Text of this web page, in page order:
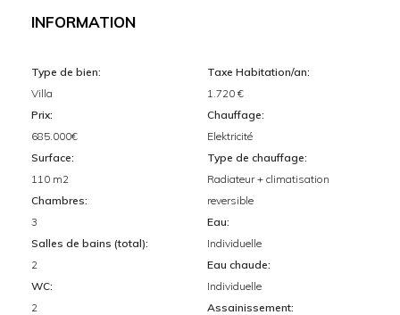
INFORMATION
Type de bien:
Villa
Prix:
685.000€
Surface:
110 m2
Chambres:
3
Salles de bains (total):
2
WC:
2
Taxe Habitation/an:
1.720 €
Chauffage:
Elektricité
Type de chauffage:
Radiateur + climatisation
reversible
Eau:
Individuelle
Eau chaude:
Individuelle
Assainissement: